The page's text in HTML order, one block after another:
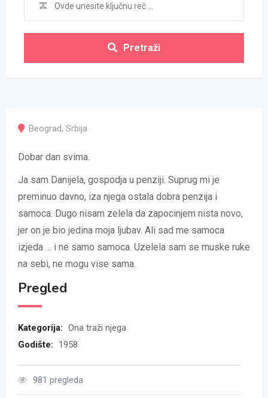
Pretraži
Beograd, Srbija
Dobar dan svima.
Ja sam Danijela, gospodja u penziji. Suprug mi je
preminuo davno, iza njega ostala dobra penzija i
samoca. Dugo nisam zelela da zapocinjem nista novo,
jer on je bio jedina moja ljubav. Ali sad me samoca
izjeda … i ne samo samoca. Uzelela sam se muske ruke
na sebi, ne mogu vise sama.
Pregled
Kategorija: Ona traži njega
Godište:
1958
981 pregleda